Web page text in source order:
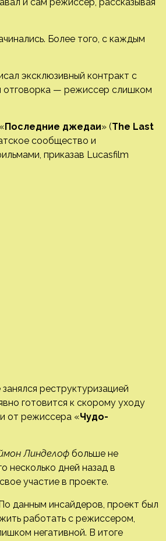
Более того, с каждым
эксклюзивный контракт с
отговорка — режиссер слишком
Последние джедаи» (The Last
сообщество и
приказав Lucasfilm
реструктуризацией
готовится к скорому уходу
от режиссера «Чудо-
Линделоф больше не
несколько дней назад в
участие в проекте.
данным инсайдеров, проект был
работать с режиссером,
негативной. В итоге